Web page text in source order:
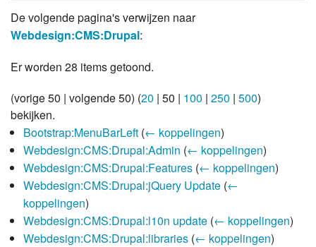
De volgende pagina's verwijzen naar
Webdesign:CMS:Drupal:
Er worden 28 items getoond.
(vorige 50 | volgende 50) (20 | 50 | 100 | 250 | 500)
bekijken.
Bootstrap:MenuBarLeft (← koppelingen)
Webdesign:CMS:Drupal:Admin (← koppelingen)
Webdesign:CMS:Drupal:Features (← koppelingen)
Webdesign:CMS:Drupal:jQuery Update (←
koppelingen)
Webdesign:CMS:Drupal:l10n update (← koppelingen)
Webdesign:CMS:Drupal:libraries (← koppelingen)